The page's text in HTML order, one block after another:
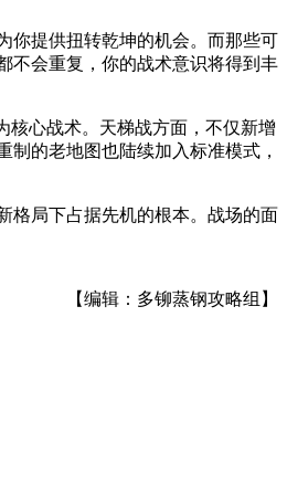
你提供扭转乾坤的机会。而那些可
不会重复，你的战术意识将得到丰
核心战术。天梯战方面，不仅新增
的老地图也陆续加入标准模式，
格局下占据先机的根本。战场的面
【编辑：多铆蒸钢攻略组】